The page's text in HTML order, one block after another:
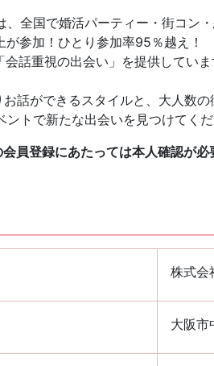
、全国で婚活パーティー・街コン
が参加！ひとり参加率95％越え！
話重視の出会い」を提供していま
お話ができるスタイルと、大人数
ントで新たな出会いを見つけてく
員登録にあたっては本人確認が必
株式会
大阪市